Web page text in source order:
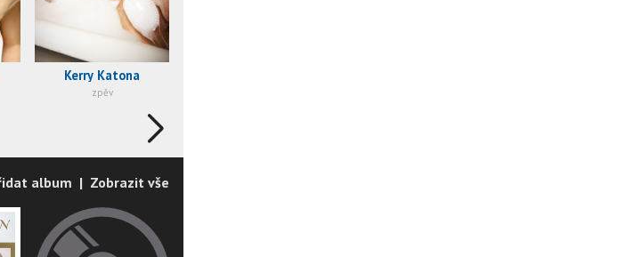
Kerry Katona
zpěv
album | Zobrazit vše